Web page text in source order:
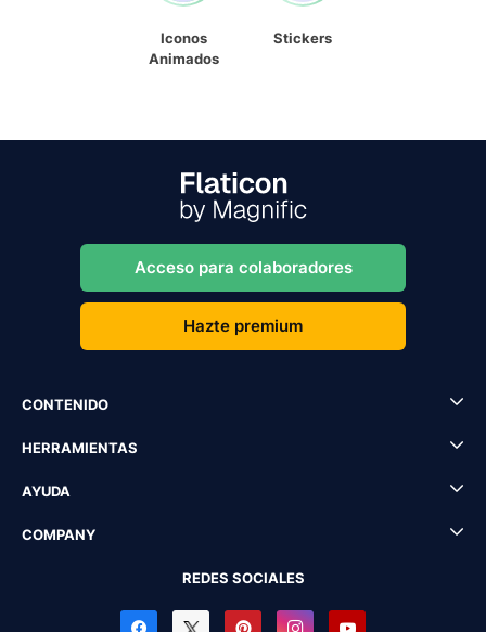
Iconos
Animados
Stickers
Acceso para colaboradores
Hazte premium
CONTENIDO
HERRAMIENTAS
AYUDA
COMPANY
REDES SOCIALES